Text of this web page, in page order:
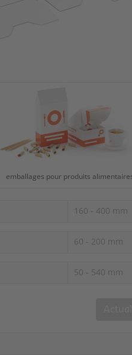
touch
emballages pour produits
160 - 400 mm
60 - 200 mm
50 - 540 mm